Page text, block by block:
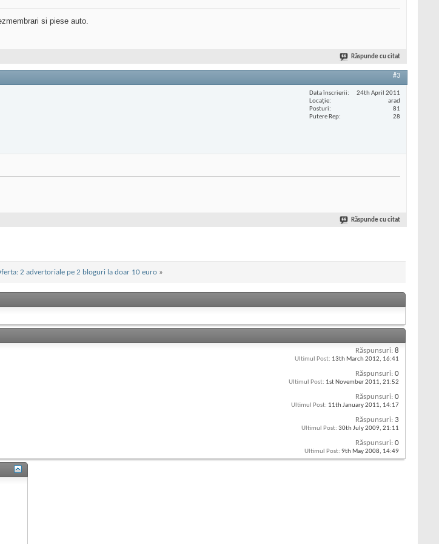
si piese auto.
Răspunde cu citat
#3
Data înscrierii
24th April 2011
Locaţie
arad
Posturi
81
Putere Rep
28
Răspunde cu citat
2 advertoriale pe 2 bloguri la doar 10 euro »
Răspunsuri: 8
Ultimul Post: 13th March 2012, 16:41
Răspunsuri: 0
Ultimul Post: 1st November 2011, 21:52
Răspunsuri: 0
Ultimul Post: 11th January 2011, 14:17
Răspunsuri: 3
Ultimul Post: 30th July 2009, 21:11
Răspunsuri: 0
Ultimul Post: 9th May 2008, 14:49